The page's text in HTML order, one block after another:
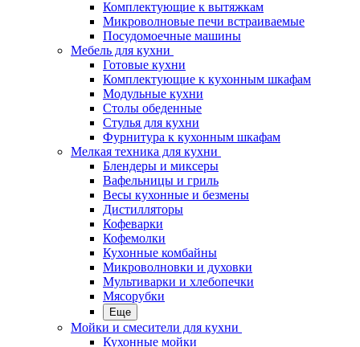
Комплектующие к вытяжкам
Микроволновые печи встраиваемые
Посудомоечные машины
Мебель для кухни
Готовые кухни
Комплектующие к кухонным шкафам
Модульные кухни
Столы обеденные
Стулья для кухни
Фурнитура к кухонным шкафам
Мелкая техника для кухни
Блендеры и миксеры
Вафельницы и гриль
Весы кухонные и безмены
Дистилляторы
Кофеварки
Кофемолки
Кухонные комбайны
Микроволновки и духовки
Мультиварки и хлебопечки
Мясорубки
Еще
Мойки и смесители для кухни
Кухонные мойки